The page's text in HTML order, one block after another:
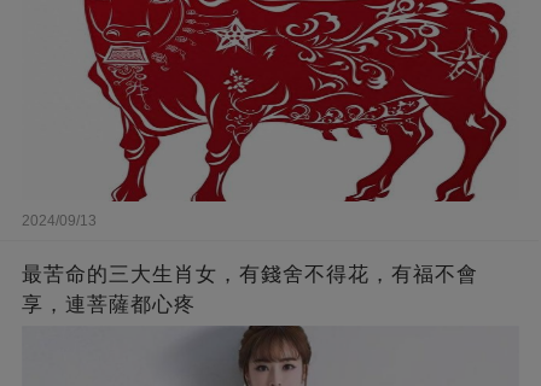
2024/09/13
最苦命的三大生肖女，有錢舍不得花，有福不會
享，連菩薩都心疼